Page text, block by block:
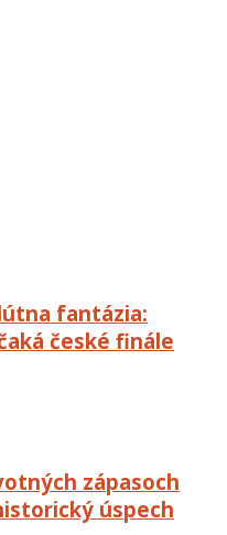
fantázia:
české finále
zápasoch
úspech